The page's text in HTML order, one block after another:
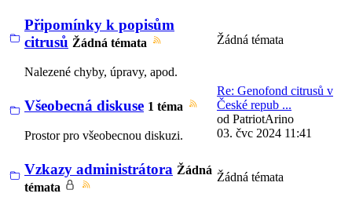
Připomínky k popisům
citrusů Žádná témata
Nalezené chyby, úpravy, apod.
Žádná témata
Všeobecná diskuse 1 téma
Prostor pro všeobecnou diskuzi.
Re: Genofond citrusů v
České repub ...
od PatriotArino
03. čvc 2024 11:41
Vzkazy administrátora Žádná
témata
Žádná témata